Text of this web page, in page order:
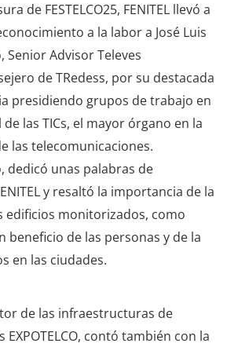
de FESTELCO25, FENITEL llevó a
a la labor a José Luis
Senior Advisor Televes
de TRedess, por su destacada
presidiendo grupos de trabajo en
de las TICs, el mayor órgano en la
las telecomunicaciones.
dedicó unas palabras de
y resaltó la importancia de la
edificios monitorizados, como
beneficio de las personas y de la
en las ciudades.
de las infraestructuras de
contó también con la